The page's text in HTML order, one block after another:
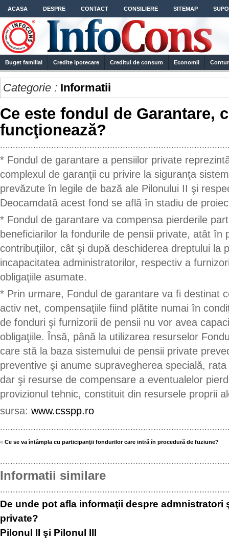
ACASA DESPRE CONTACT CONSILIERE SITEMAP
Buget familial Credite ipotecare Creditul de consum Economii
Categorie : Informatii
Ce este fondul de Garantare,
funcţionează?
* Fondul de garantare a pensiilor private
complexul de garanţii cu privire la siguranţa
prevăzute în legile de bază ale Pilonului II şi
Deocamdată acest fond se află în stadiu de
* Fondul de garantare va compensa pierderile
beneficiarilor la fondurile de pensii private, atât în
contribuţiilor, cât şi după deschiderea dreptului la
incapacitatea administratorilor, respectiv a
obligaţiile asumate.
* Prin urmare, Fondul de garantare va fi destinat
activ net, compensaţiile fiind plătite numai în
de fonduri şi furnizorii de pensii nu vor avea
obligaţiile. Însă, până la utilizarea resurselor
care stă la baza sistemului de pensii private
preventive şi anume supravegherea specială,
dar şi resurse de compensare a eventualelor
provizionul tehnic, constituit din resursele proprii
sursa: www.csspp.ro
« Ce se va întâmpla cu participanţii fondurilor care intră în procedură de fuziune?
Informatii similare
De unde pot afla informaţii despre admnistratori
private?
Pilonul II şi Pilonul III